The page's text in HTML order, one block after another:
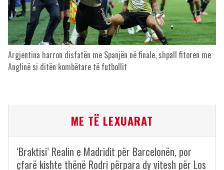
Argjentina harron disfatën me Spanjën në finale, shpall fitoren me
Anglinë si ditën kombëtare të futbollit
ME TË LEXUARAT
‘Braktisi’ Realin e Madridit për Barcelonën, por
çfarë kishte thënë Rodri përpara dy vitesh për Los